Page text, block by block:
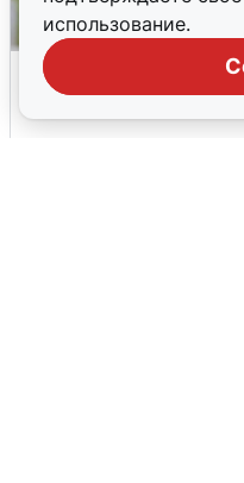
использование.
Волгоградцы
мобильного